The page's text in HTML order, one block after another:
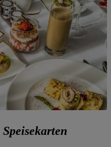
Speisekarten